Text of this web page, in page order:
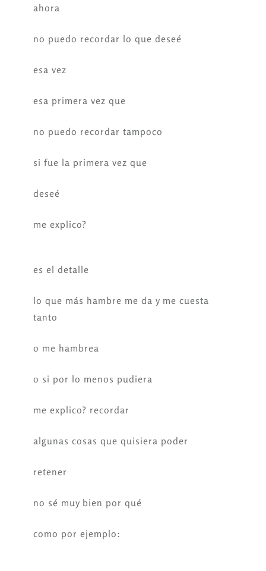
ahora
no puedo recordar lo que deseé
esa vez
esa primera vez que
no puedo recordar tampoco
si fue la primera vez que
deseé
me explico?
es el detalle
lo que más hambre me da y me cuesta
tanto
o me hambrea
o si por lo menos pudiera
me explico? recordar
algunas cosas que quisiera poder
retener
no sé muy bien por qué
como por ejemplo: